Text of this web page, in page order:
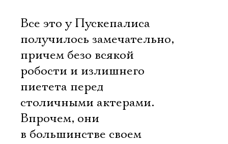
Все это у Пускепалиса
получилось замечательно,
причем безо всякой
робости и излишнего
пиетета перед
столичными актерами.
Впрочем, они
в большинстве своем